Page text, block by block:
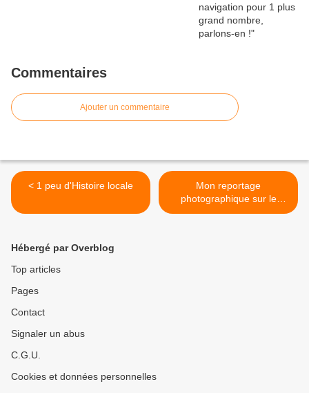
Commentaires
Ajouter un commentaire
< 1 peu d'Histoire locale
Mon reportage
photographique sur le
Blavet navigable, venant de
Hébergé par Overblog
Top articles
Pages
Contact
Signaler un abus
C.G.U.
Cookies et données personnelles